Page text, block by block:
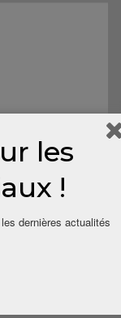
les
!
dernières actualités